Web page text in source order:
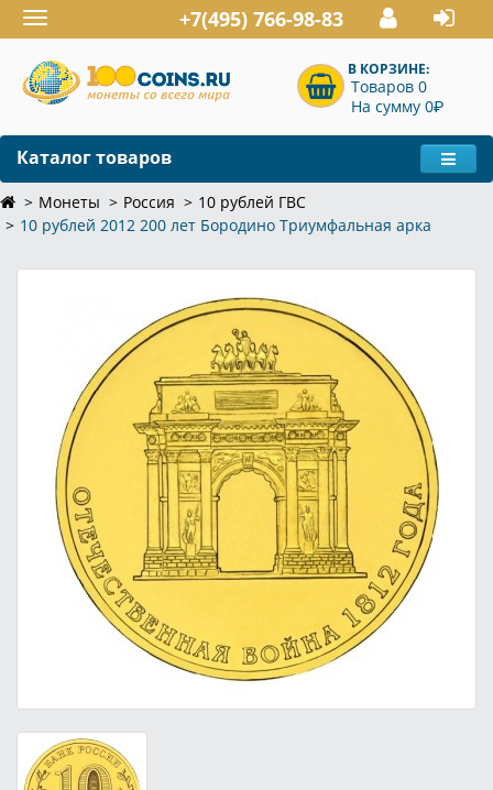
Toggle
navigation
+7(495) 766-98-83
В КОРЗИНЕ:
Товаров 0
На сумму 0P
Каталог товаров
Монеты Россия
10 рублей ГВС
10 рублей 2012 200 лет Бородино Триумфальная арка